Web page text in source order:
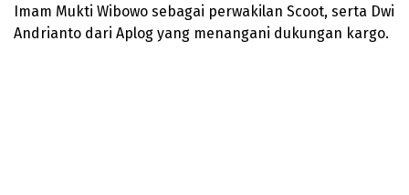
Imam Mukti Wibowo sebagai perwakilan Scoot, serta Dwi
Andrianto dari Aplog yang menangani dukungan kargo.